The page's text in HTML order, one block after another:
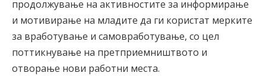
продолжување на активностите за информирање
и мотивирање на младите да ги користат мерките
за вработување и самовработување, со цел
поттикнување на претприемништвото и
отворање нови работни места.